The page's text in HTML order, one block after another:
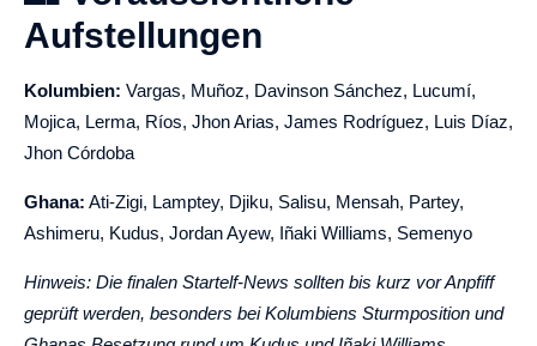
Aufstellungen
Kolumbien: Vargas, Muñoz, Davinson Sánchez, Lucumí,
Mojica, Lerma, Ríos, Jhon Arias, James Rodríguez, Luis Díaz,
Jhon Córdoba
Ghana: Ati-Zigi, Lamptey, Djiku, Salisu, Mensah, Partey,
Ashimeru, Kudus, Jordan Ayew, Iñaki Williams, Semenyo
Hinweis: Die finalen Startelf-News sollten bis kurz vor Anpfiff
geprüft werden, besonders bei Kolumbiens Sturmposition und